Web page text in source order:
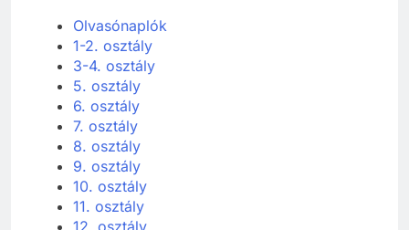
Olvasónaplók
1-2. osztály
3-4. osztály
5. osztály
6. osztály
7. osztály
8. osztály
9. osztály
10. osztály
11. osztály